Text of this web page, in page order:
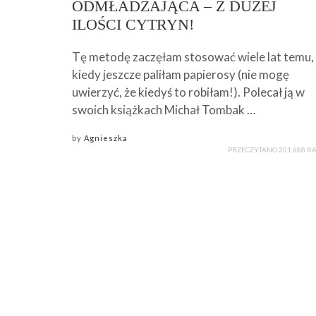
ODMŁADZAJĄCA – Z DUŻEJ
ILOŚCI CYTRYN!
Tę metodę zaczęłam stosować wiele lat temu,
kiedy jeszcze paliłam papierosy (nie mogę
uwierzyć, że kiedyś to robiłam!). Polecał ją w
swoich książkach Michał Tombak …
by Agnieszka
PRZECZYTANO 201 688